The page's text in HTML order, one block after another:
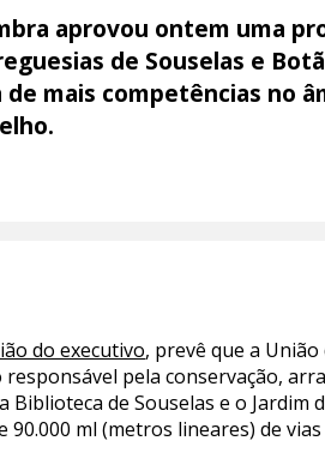
aprovou ontem uma
de Souselas e
mais competências no
do executivo, prevê que a
pela conservação,
Biblioteca de Souselas e o
90.000 ml (metros lineares) de